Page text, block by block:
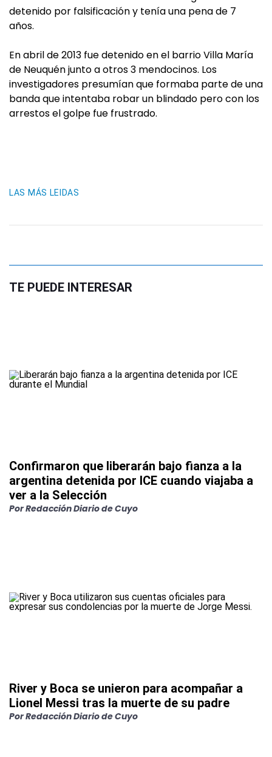
detenido por falsificación y tenía una pena de 7
años.
En abril de 2013 fue detenido en el barrio Villa María
de Neuquén junto a otros 3 mendocinos. Los
investigadores presumían que formaba parte de una
banda que intentaba robar un blindado pero con los
arrestos el golpe fue frustrado.
LAS MÁS LEIDAS
TE PUEDE INTERESAR
Confirmaron que liberarán bajo fianza a la
argentina detenida por ICE cuando viajaba a
ver a la Selección
PorRedacción Diario de Cuyo
River y Boca se unieron para acompañar a
Lionel Messi tras la muerte de su padre
PorRedacción Diario de Cuyo